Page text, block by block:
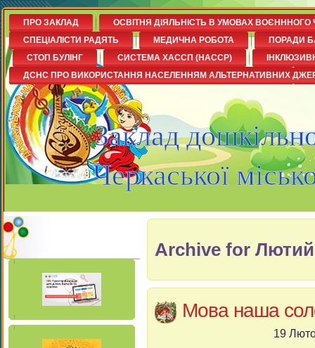
Заклад
Черкаської
ПРО ЗАКЛАД
ОСВІТНЯ ДІЯЛЬНІСТЬ В УМОВАХ ВОЄНННОГО
СПЕЦІАЛІСТИ РАДЯТЬ
МЕДИЧНА РОБОТА
ПОРАДИ
СТОП БУЛІНГ
СИСТЕМА ХАССП (НАССР)
ДСНС ПРО ВИКОРИСТАННЯ НАСЕЛЕННЯМ АЛЬТЕРНАТИВНИХ
Archive for
Мова наша
19